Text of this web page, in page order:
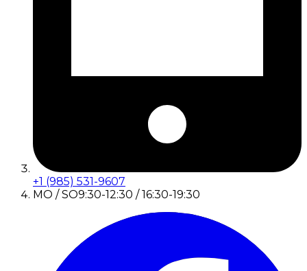
+1 (985) 531-9607
MO / SO9:30-12:30 / 16:30-19:30